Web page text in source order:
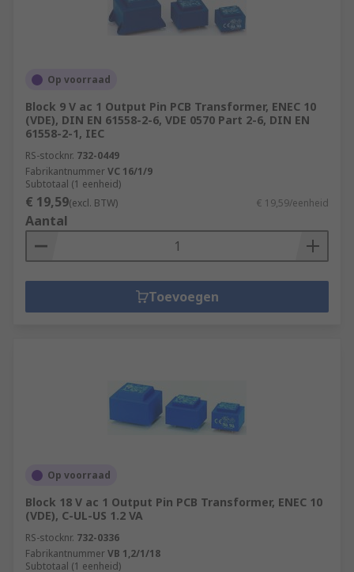
Op voorraad
Block 9 V ac 1 Output Pin PCB Transformer, ENEC 10
(VDE), DIN EN 61558-2-6, VDE 0570 Part 2-6, DIN EN
61558-2-1, IEC
RS-stocknr. 732-0449
FabrikantnummerVC 16/1/9
Subtotaal (1 eenheid)
€ 19,59(excl. BTW) € 19,59/eenheid
Aantal
Toevoegen
Op voorraad
Block 18 V ac 1 Output Pin PCB Transformer, ENEC 10
(VDE), C-UL-US 1.2 VA
RS-stocknr. 732-0336
FabrikantnummerVB 1,2/1/18
Subtotaal (1 eenheid)